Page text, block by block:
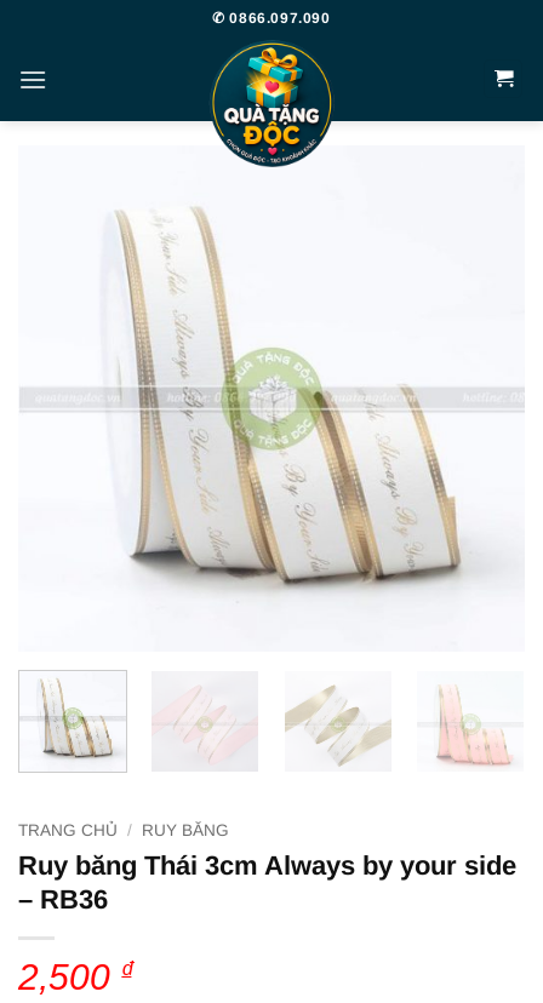
nội
✆ 0866.097.090
TRANG CHỦ / RUY BĂNG
Ruy băng Thái 3cm Always by your side
– RB36
2,500 ₫